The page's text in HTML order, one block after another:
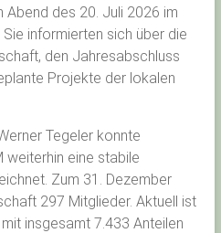
Abend des 20. Juli 2026 im
informierten sich über die
den Jahresabschluss
Projekte der lokalen
Tegeler konnte
weiterhin eine stabile
Zum 31. Dezember
297 Mitglieder. Aktuell ist
insgesamt 7.433 Anteilen